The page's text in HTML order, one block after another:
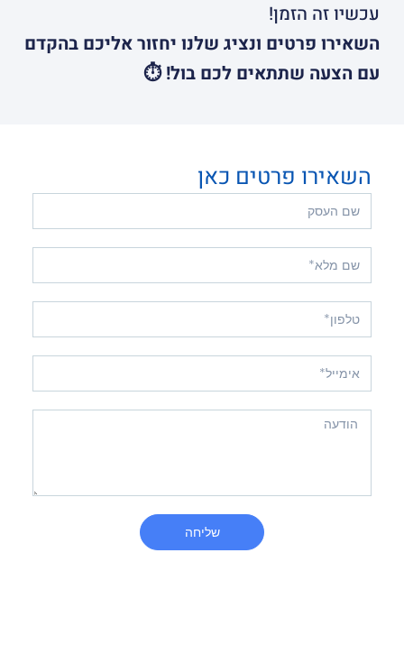
השאירו פרטים כאן
שליחה
עכשיו זה הזמן!
השאירו פרטים ונציג שלנו יחזור אליכם בהקדם
עם הצעה שתתאים לכם בול! ⏱️